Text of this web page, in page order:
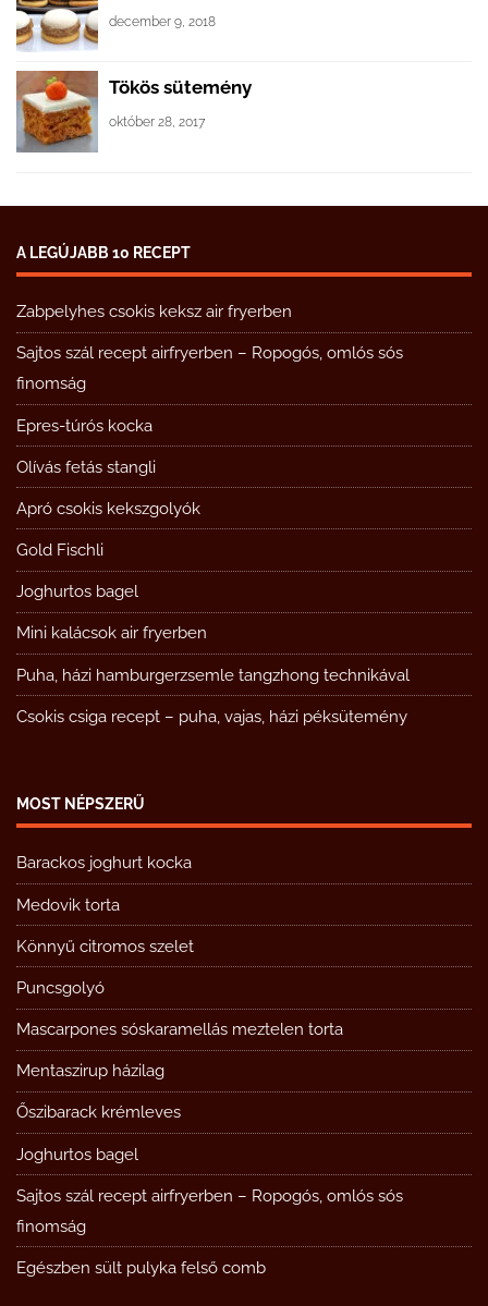
december 9, 2018
Tökös sütemény
október 28, 2017
A LEGÚJABB 10 RECEPT
Zabpelyhes csokis keksz air fryerben
Sajtos szál recept airfryerben – Ropogós, omlós sós
finomság
Epres-túrós kocka
Olívás fetás stangli
Apró csokis kekszgolyók
Gold Fischli
Joghurtos bagel
Mini kalácsok air fryerben
Puha, házi hamburgerzsemle tangzhong technikával
Csokis csiga recept – puha, vajas, házi péksütemény
MOST NÉPSZERŰ
Barackos joghurt kocka
Medovik torta
Könnyű citromos szelet
Puncsgolyó
Mascarpones sóskaramellás meztelen torta
Mentaszirup házilag
Őszibarack krémleves
Joghurtos bagel
Sajtos szál recept airfryerben – Ropogós, omlós sós
finomság
Egészben sült pulyka felső comb